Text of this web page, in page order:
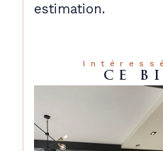
estimation.
CE